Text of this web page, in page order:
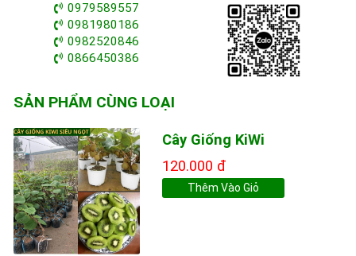
0979589557
0981980186
0982520846
0866450386
SẢN PHẨM CÙNG LOẠI
Cây Giống KiWi
120.000 đ
Thêm Vào Giỏ